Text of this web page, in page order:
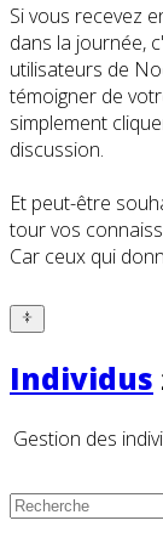
Si vous recevez
dans la journée,
utilisateurs de
témoigner de
simplement
discussion.
Et peut-être
tour vos
Car ceux qui
Individus
Gestion des